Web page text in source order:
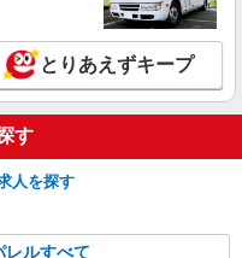
とりあえずキープ
す
人を探す
レルすべて